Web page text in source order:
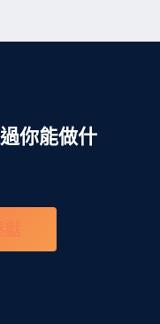
你能做什